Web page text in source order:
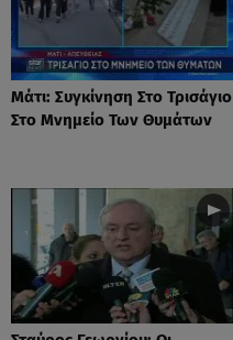
Μάτι: Συγκίνηση Στο Τρισάγιο
Στο Μνημείο Των Θυμάτων